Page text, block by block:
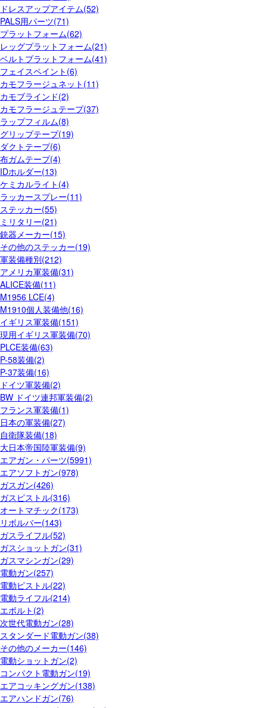
ドレスアップアイテム(52)
PALS用パーツ(71)
プラットフォーム(62)
レッグプラットフォーム(21)
ベルトプラットフォーム(41)
フェイスペイント(6)
カモフラージュネット(11)
カモブラインド(2)
カモフラージュテープ(37)
ラップフィルム(8)
グリップテープ(19)
ダクトテープ(6)
布ガムテープ(4)
IDホルダー(13)
ケミカルライト(4)
ラッカースプレー(11)
ステッカー(55)
ミリタリー(21)
銃器メーカー(15)
その他のステッカー(19)
軍装備種別(212)
アメリカ軍装備(31)
ALICE装備(11)
M1956 LCE(4)
M1910個人装備他(16)
イギリス軍装備(151)
現用イギリス軍装備(70)
PLCE装備(63)
P-58装備(2)
P-37装備(16)
ドイツ軍装備(2)
BW ドイツ連邦軍装備(2)
フランス軍装備(1)
日本の軍装備(27)
自衛隊装備(18)
大日本帝国陸軍装備(9)
エアガン・パーツ(5991)
エアソフトガン(978)
ガスガン(426)
ガスピストル(316)
オートマチック(173)
リボルバー(143)
ガスライフル(52)
ガスショットガン(31)
ガスマシンガン(29)
電動ガン(257)
電動ピストル(22)
電動ライフル(214)
エボルト(2)
次世代電動ガン(28)
スタンダード電動ガン(38)
その他のメーカー(146)
電動ショットガン(2)
コンパクト電動ガン(19)
エアコッキングガン(138)
エアハンドガン(76)